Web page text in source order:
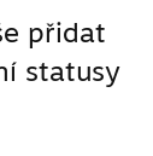
přidat
statusy